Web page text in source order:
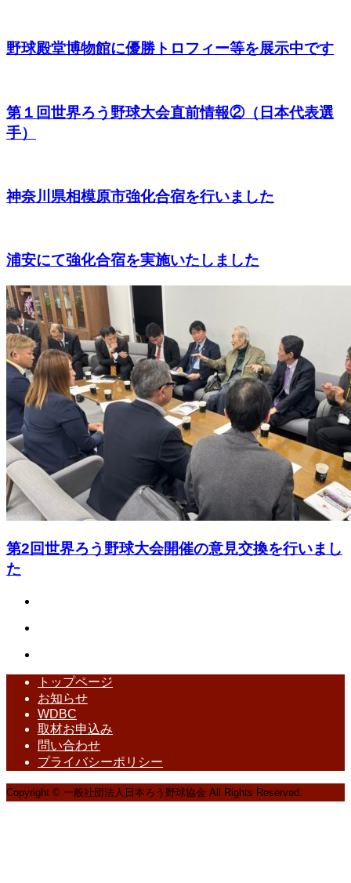
野球殿堂博物館に優勝トロフィー等を展示中です
第１回世界ろう野球大会直前情報②（日本代表選
手）
神奈川県相模原市強化合宿を行いました
浦安にて強化合宿を実施いたしました
第2回世界ろう野球大会開催の意見交換を行いまし
た
トップページ
お知らせ
WDBC
取材お申込み
問い合わせ
プライバシーポリシー
Copyright © 一般社団法人日本ろう野球協会 All Rights Reserved.